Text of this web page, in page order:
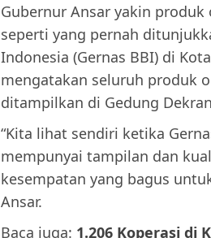
Gubernur Ansar yakin
seperti yang pernah
Indonesia (Gernas BBI) di
mengatakan seluruh produk
ditampilkan di Gedung
“Kita lihat sendiri ketika
mempunyai tampilan dan
kesempatan yang bagus
Ansar.
Baca juga: 1.206 Koperasi di